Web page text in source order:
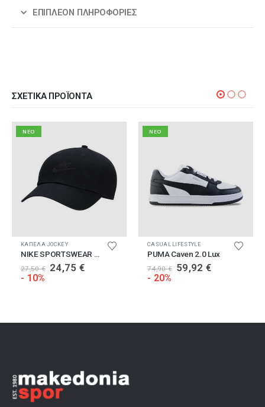
ΕΠΙΠΛΈΟΝ ΠΛΗΡΟΦΟΡΊΕΣ
ΣΧΕΤΙΚΆ ΠΡΟΪΌΝΤΑ
NEO
ΚΑΠΕΛΑ JOCKEY
NIKE SPORTSWEAR CLUB
27,50€ Original
price
24,75 €Η
- 10%
NEO
Αυτό το προϊόν έχει πολλαπλές παραλλαγές. Οι επιλογές μπορούν να επιλεγούν στη σελίδα του προϊόντος
CASUAL LIFESTYLE
PUMA Caven 2.0 Lux
74,90€ Original
price
59,92 €Η
- 20%